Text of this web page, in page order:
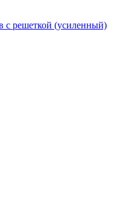
с решеткой (усиленный)